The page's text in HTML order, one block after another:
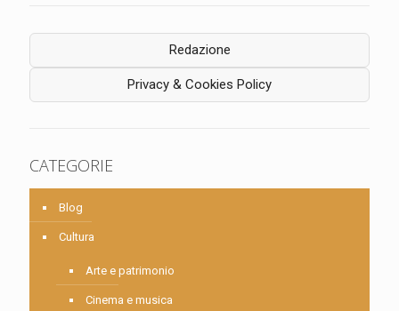
Redazione
Privacy & Cookies Policy
CATEGORIE
Blog
Cultura
Arte e patrimonio
Cinema e musica